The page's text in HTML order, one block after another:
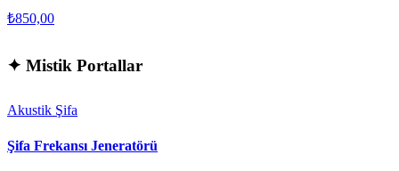
₺850,00
✦ Mistik Portallar
Akustik Şifa
Şifa Frekansı Jeneratörü